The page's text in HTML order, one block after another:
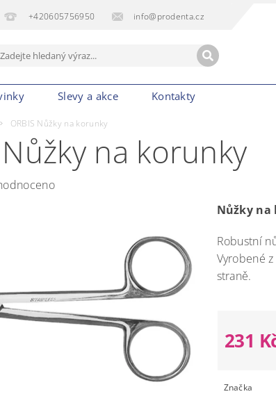
+420605756950 info@prodenta.cz
Slevy a akce Kontakty
ORBIS Nůžky na korunky
na korunky
Nůžky
Robustní
Vyrobené
straně.
231
Značka